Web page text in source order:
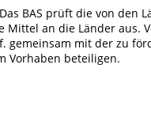
BAS prüft die von den
an die Länder aus.
gemeinsam mit der zu
Vorhaben beteiligen.